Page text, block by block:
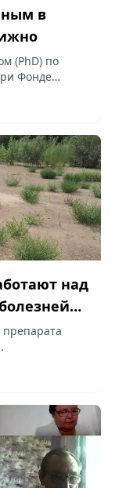
в
(PhD) по
Фонде
над
препарата